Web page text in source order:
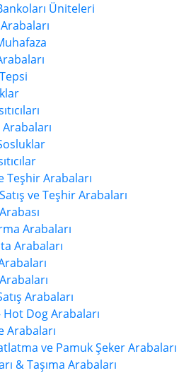
Üniteleri
Sosluklar
Teşhir Arabaları
ve Teşhir Arabaları
Arabaları
Arabaları
Arabaları
Hot Dog Arabaları
Arabaları
ve Pamuk Şeker Arabaları
& Taşıma Arabaları